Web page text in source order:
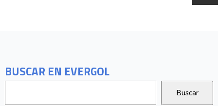
BUSCAR EN EVERGOL